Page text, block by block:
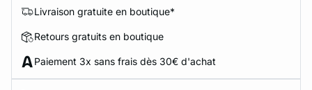
Livraison gratuite en boutique*
Retours gratuits en boutique
Paiement 3x sans frais dès 30€ d'achat